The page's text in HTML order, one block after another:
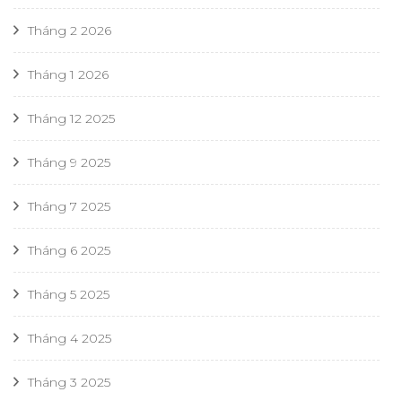
Tháng 2 2026
Tháng 1 2026
Tháng 12 2025
Tháng 9 2025
Tháng 7 2025
Tháng 6 2025
Tháng 5 2025
Tháng 4 2025
Tháng 3 2025